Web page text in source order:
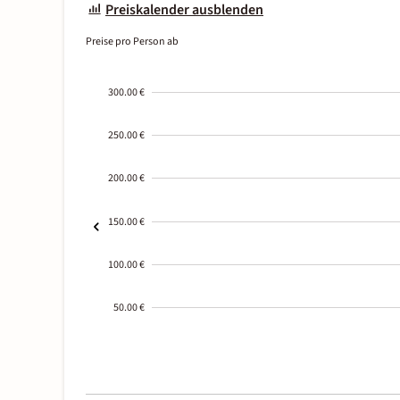
Preiskalender ausblenden
Preise pro Person ab
300.00 €
250.00 €
200.00 €
150.00 €
100.00 €
50.00 €
01-02